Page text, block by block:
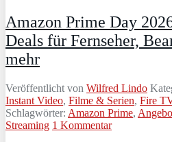
Amazon Prime Day
Deals für Fernseher,
mehr
Veröffentlicht von Wilfred Lindo
Instant Video, Filme & Serien, Fire
Schlagwörter: Amazon Prime,
Streaming 1 Kommentar